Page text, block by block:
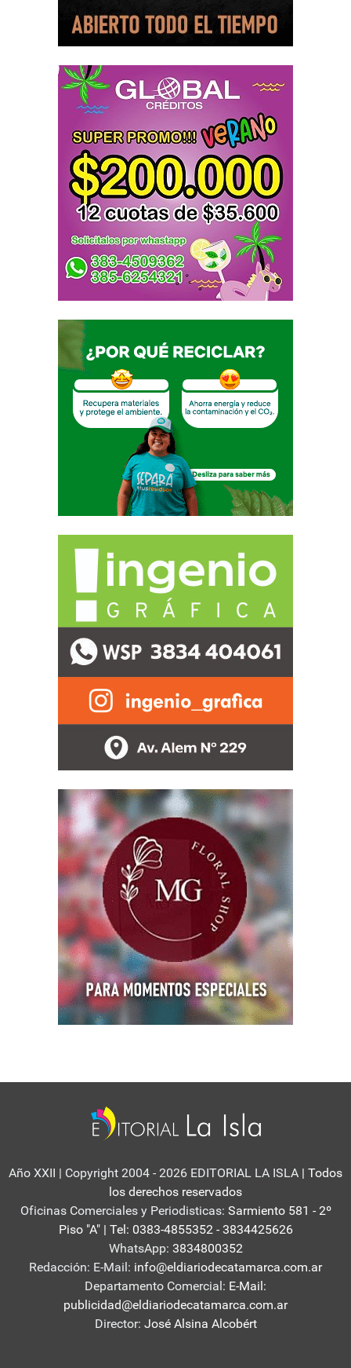
Año XXII | Copyright 2004 - 2026 EDITORIAL LA ISLA | Todos
los derechos reservados
Oficinas Comerciales y Periodisticas: Sarmiento 581 - 2º
Piso "A" | Tel: 0383-4855352 - 3834425626
WhatsApp: 3834800352
Redacción: E-Mail: info@eldiariodecatamarca.com.ar
Departamento Comercial: E-Mail:
publicidad@eldiariodecatamarca.com.ar
Director: José Alsina Alcobért